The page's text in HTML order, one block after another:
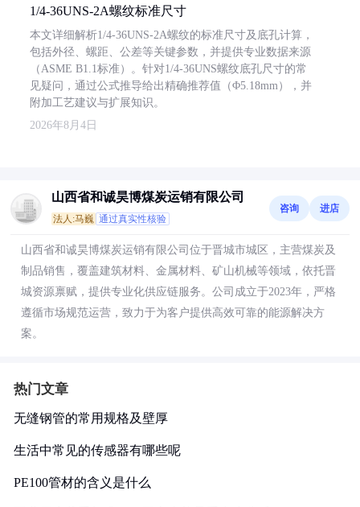
1/4-36UNS-2A螺纹标准尺寸
本文详细解析1/4-36UNS-2A螺纹的标准尺寸及底孔计算，
包括外径、螺距、公差等关键参数，并提供专业数据来源
（ASME B1.1标准）。针对1/4-36UNS螺纹底孔尺寸的常
见疑问，通过公式推导给出精确推荐值（Φ5.18mm），并
附加工艺建议与扩展知识。
2026年8月4日
山西省和诚昊博煤炭运销有限公司
法人:马巍 通过真实性核验
咨询 进店
山西省和诚昊博煤炭运销有限公司位于晋城市城区，主营煤炭及
制品销售，覆盖建筑材料、金属材料、矿山机械等领域，依托晋
城资源禀赋，提供专业化供应链服务。公司成立于2023年，严格
遵循市场规范运营，致力于为客户提供高效可靠的能源解决方
案。
热门文章
无缝钢管的常用规格及壁厚
生活中常见的传感器有哪些呢
PE100管材的含义是什么